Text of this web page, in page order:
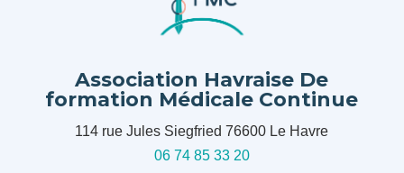
Association Havraise De
formation Médicale Continue
114 rue Jules Siegfried 76600 Le Havre
06 74 85 33 20